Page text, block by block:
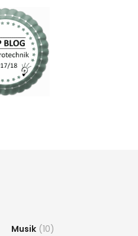
Musik (10)